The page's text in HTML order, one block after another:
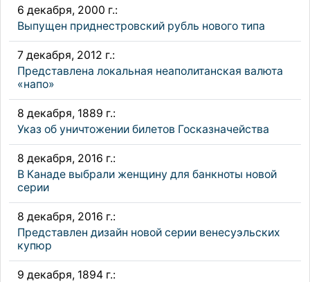
6 декабря, 2000 г.:
Выпущен приднестровский рубль нового типа
7 декабря, 2012 г.:
Представлена локальная неаполитанская валюта
«напо»
8 декабря, 1889 г.:
Указ об уничтожении билетов Госказначейства
8 декабря, 2016 г.:
В Канаде выбрали женщину для банкноты новой
серии
8 декабря, 2016 г.:
Представлен дизайн новой серии венесуэльских
купюр
9 декабря, 1894 г.: